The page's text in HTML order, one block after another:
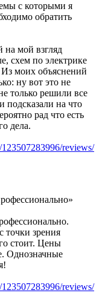
с которыми я
обратить
на мой взгляд
схем по электрике
Из моих объяснений
ну вот это не
только решили все
подсказали на что
рад что есть
дела.
reviews/
точки зрения
стоит. Цены
Однозначные
reviews/